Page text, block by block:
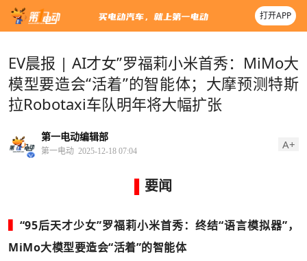
打开APP
EV晨报 | AI才女”罗福莉小米首秀：MiMo大
模型要造会“活着”的智能体；大摩预测特斯
拉Robotaxi车队明年将大幅扩张
第一电动编辑部
第一电动 2025-12-18 07:04 A+
要闻
“95后天才少女”罗福莉小米首秀：终结“语言模拟器”，
MiMo大模型要造会“活着”的智能体